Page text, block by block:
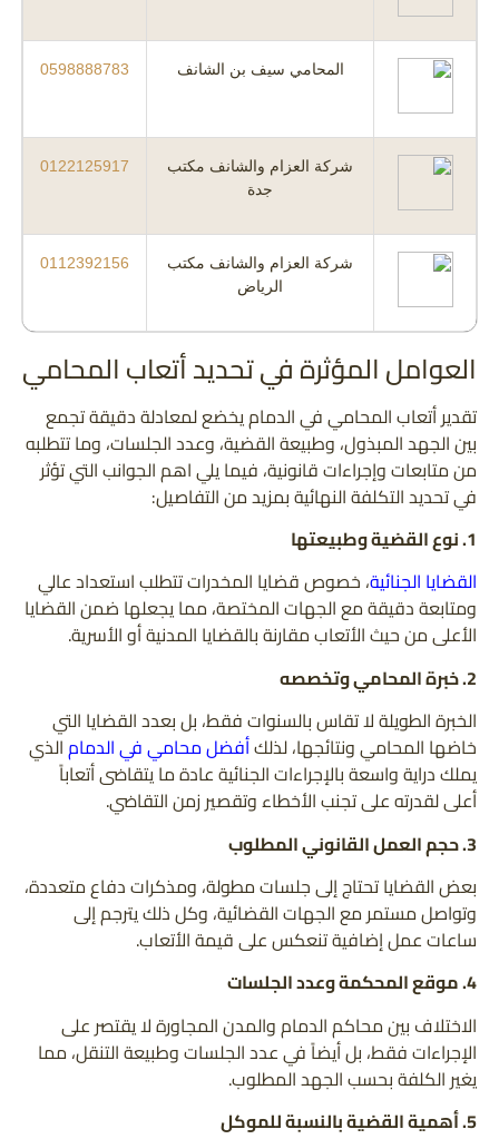
المحامي سيف بن الشانف 0598888783
شركة العزام والشانف مكتب
جدة
0122125917
شركة العزام والشانف مكتب
الرياض
0112392156
العوامل المؤثرة في تحديد أتعاب المحامي
تقدير أتعاب المحامي في الدمام يخضع لمعادلة دقيقة تجمع
بين الجهد المبذول، وطبيعة القضية، وعدد الجلسات، وما تتطلبه
من متابعات وإجراءات قانونية، فيما يلي اهم الجوانب التي تؤثر
في تحديد التكلفة النهائية بمزيد من التفاصيل:
1. نوع القضية وطبيعتها
القضايا الجنائية، خصوص قضايا المخدرات تتطلب استعداد عالي
ومتابعة دقيقة مع الجهات المختصة، مما يجعلها ضمن القضايا
الأعلى من حيث الأتعاب مقارنة بالقضايا المدنية أو الأسرية.
2. خبرة المحامي وتخصصه
الخبرة الطويلة لا تقاس بالسنوات فقط، بل بعدد القضايا التي
خاضها المحامي ونتائجها، لذلكأفضل محامي في الدمامالذي
يملك دراية واسعة بالإجراءات الجنائية عادة ما يتقاضى أتعاباً
أعلى لقدرته على تجنب الأخطاء وتقصير زمن التقاضي.
3. حجم العمل القانوني المطلوب
بعض القضايا تحتاج إلى جلسات مطولة، ومذكرات دفاع متعددة،
وتواصل مستمر مع الجهات القضائية، وكل ذلك يترجم إلى
ساعات عمل إضافية تنعكس على قيمة الأتعاب.
4. موقع المحكمة وعدد الجلسات
الاختلاف بين محاكم الدمام والمدن المجاورة لا يقتصر على
الإجراءات فقط، بل أيضاً في عدد الجلسات وطبيعة التنقل، مما
يغير الكلفة بحسب الجهد المطلوب.
5. أهمية القضية بالنسبة للموكل